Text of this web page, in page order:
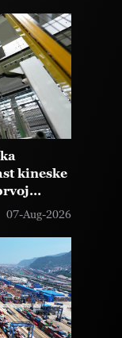
kineske
07-Aug-2026